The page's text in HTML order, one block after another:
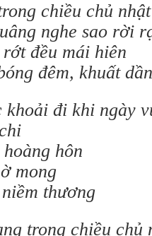
chiều chủ nhật
nghe sao rời
đều mái hiên
đêm, khuất
khoải đi khi ngày
hôn
mong
thương
trong chiều chủ